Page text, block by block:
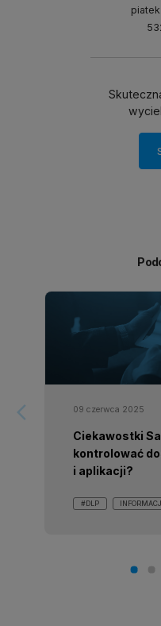
arrow_forward_ios 09 czerwca 2025
Ciekawostki
kontrolować
i aplikacji?
#DLP